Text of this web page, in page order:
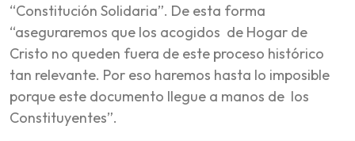
“Constitución Solidaria”. De esta forma
“aseguraremos que los acogidos de Hogar de
Cristo no queden fuera de este proceso histórico
tan relevante. Por eso haremos hasta lo imposible
porque este documento llegue a manos de los
Constituyentes”.